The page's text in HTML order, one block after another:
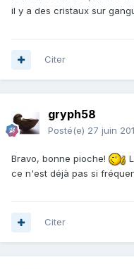
il y a des cristaux sur
Citer
gryph58
Posté(e) 27 juin
Bravo, bonne pioche!
ce n'est déjà pas si
Citer